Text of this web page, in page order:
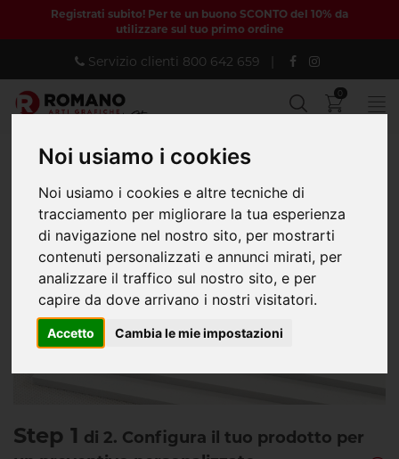
Noi usiamo i cookies
Noi usiamo i cookies e altre tecniche di
tracciamento per migliorare la tua esperienza
di navigazione nel nostro sito, per mostrarti
contenuti personalizzati e annunci mirati, per
analizzare il traffico sul nostro sito, e per
capire da dove arrivano i nostri visitatori.
Accetto Cambia le mie impostazioni
Registrati subito! Per te un buono SCONTO del 10% da
utilizzare sul tuo primo ordine
Servizio clienti 800 642 659
0
Forex (PVC)
Forex (PVC) - Calcolato scontistica
Step 1 di 2. Configura il tuo prodotto per